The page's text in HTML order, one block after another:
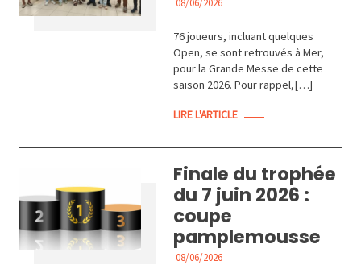
08/06/2026
76 joueurs, incluant quelques
Open, se sont retrouvés à Mer,
pour la Grande Messe de cette
saison 2026. Pour rappel,[…]
LIRE L'ARTICLE
Finale du trophée
du 7 juin 2026 :
coupe
pamplemousse
08/06/2026